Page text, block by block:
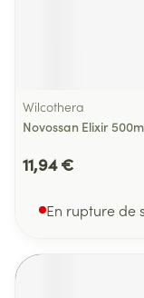
Wilcothera
Novossan Elixir
11,94 €
En rupture de